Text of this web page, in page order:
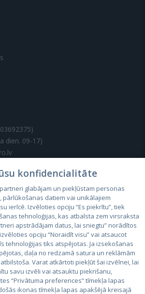
dien. 09-17)
konfidencialitāte
partneri glabājam un piekļūstam personas
pārlūkošanas datiem vai unikālajiem
ierīcē. Izvēloties opciju “Es piekrītu”, tiek
tehnoloģijas, kas atbalsta zem virsraksta
apstrādājam datus, lai sniegtu” norādītos
opciju “Noraidīt visu” vai atsaucot
tehnoloģijas tiks atspējotas. Ja izsekošanas
daļa no redzamā satura un reklāmām
Varat atkārtoti piekļūt šai izvēlnei, lai
savu izvēli vai atsauktu piekrišanu,
“Privātuma preferences” tīmekļa lapas
ikonas tīmekļa lapas apakšējā kreisajā